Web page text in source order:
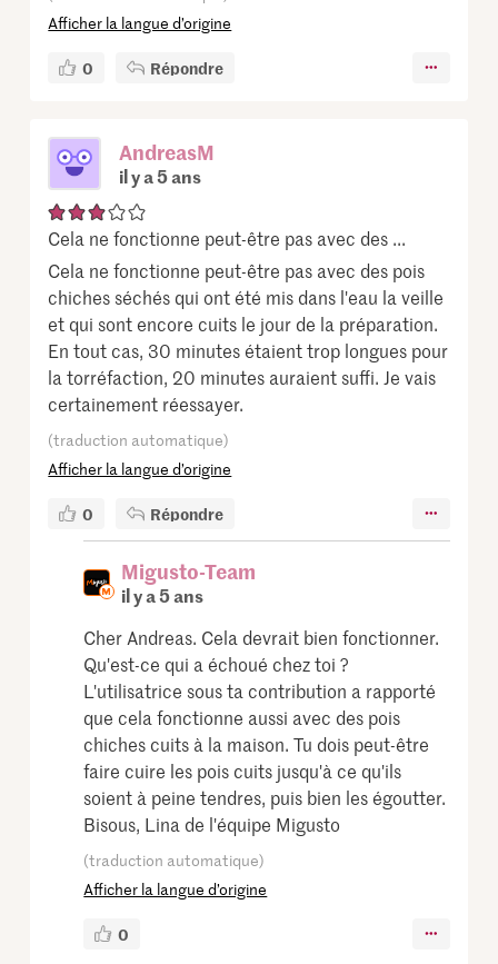
Afficher la langue d’origine
0 Répondre
AndreasM
il y a 5 ans
Cela ne fonctionne peut-être pas avec des ...
Cela ne fonctionne peut-être pas avec des pois
chiches séchés qui ont été mis dans l'eau la veille
et qui sont encore cuits le jour de la préparation.
En tout cas, 30 minutes étaient trop longues pour
la torréfaction, 20 minutes auraient suffi. Je vais
certainement réessayer.
(traduction automatique)
Afficher la langue d’origine
0 Répondre
Migusto-Team
il y a 5 ans
Cher Andreas. Cela devrait bien fonctionner.
Qu'est-ce qui a échoué chez toi ?
L'utilisatrice sous ta contribution a rapporté
que cela fonctionne aussi avec des pois
chiches cuits à la maison. Tu dois peut-être
faire cuire les pois cuits jusqu'à ce qu'ils
soient à peine tendres, puis bien les égoutter.
Bisous, Lina de l'équipe Migusto
(traduction automatique)
Afficher la langue d’origine
0